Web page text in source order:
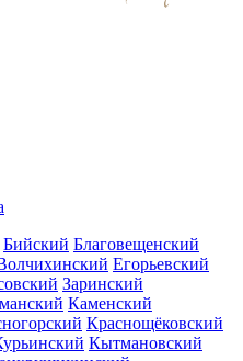
Бийский Благовещенский
Егорьевский
Заринский
Каменский
Краснощёковский
Кытмановский